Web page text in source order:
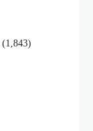
(1,843)